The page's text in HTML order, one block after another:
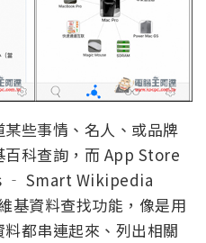
些事情、名人、或品牌
百科查詢，而 App Store
‐ Smart Wikipedia
基資料查找功能，像是用
都串連起來、列出相關